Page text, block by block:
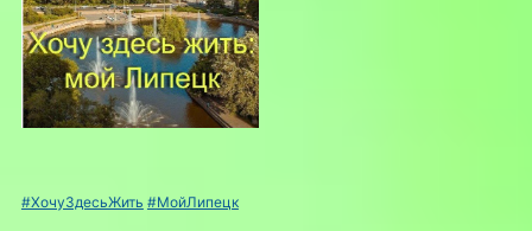
#ХочуЗдесьЖить #МойЛипецк